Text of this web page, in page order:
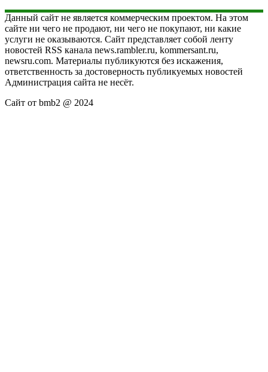
Данный сайт не является коммерческим проектом. На этом
сайте ни чего не продают, ни чего не покупают, ни какие
услуги не оказываются. Сайт представляет собой ленту
новостей RSS канала news.rambler.ru, kommersant.ru,
newsru.com. Материалы публикуются без искажения,
ответственность за достоверность публикуемых новостей
Администрация сайта не несёт.
Сайт от bmb2 @ 2024